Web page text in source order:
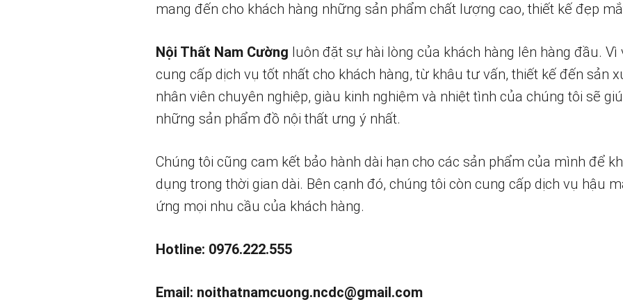
mang đến cho khách hàng những sản phẩm chất lượng cao, thiết kế đẹp
Nội Thất Nam Cường luôn đặt sự hài lòng của khách hàng lên hàng đầu. Vì
cung cấp dịch vụ tốt nhất cho khách hàng, từ khâu tư vấn, thiết kế đến sản
nhân viên chuyên nghiệp, giàu kinh nghiệm và nhiệt tình của chúng tôi sẽ
những sản phẩm đồ nội thất ưng ý nhất.
Chúng tôi cũng cam kết bảo hành dài hạn cho các sản phẩm của mình để
dụng trong thời gian dài. Bên cạnh đó, chúng tôi còn cung cấp dịch vụ hậu
ứng mọi nhu cầu của khách hàng.
Hotline: 0976.222.555
Email: noithatnamcuong.ncdc@gmail.com